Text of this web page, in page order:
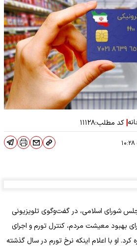
| کد مطلب:۱۱۱۲۸
شورای اسلامی، در گفت‌وگوی تلویزیونی
بهبود معیشت مردم، کنترل تورم و اجرای
کرد. او با اعلام اینکه نرخ تورم در سال گذشته